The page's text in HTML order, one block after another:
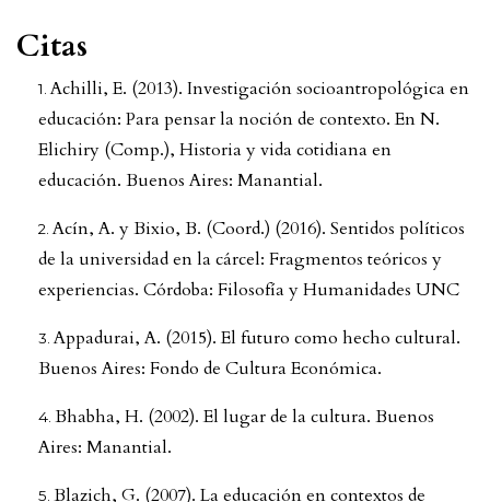
Citas
Achilli, E. (2013). Investigación socioantropológica en
educación: Para pensar la noción de contexto. En N.
Elichiry (Comp.), Historia y vida cotidiana en
educación. Buenos Aires: Manantial.
Acín, A. y Bixio, B. (Coord.) (2016). Sentidos políticos
de la universidad en la cárcel: Fragmentos teóricos y
experiencias. Córdoba: Filosofía y Humanidades UNC
Appadurai, A. (2015). El futuro como hecho cultural.
Buenos Aires: Fondo de Cultura Económica.
Bhabha, H. (2002). El lugar de la cultura. Buenos
Aires: Manantial.
Blazich, G. (2007). La educación en contextos de